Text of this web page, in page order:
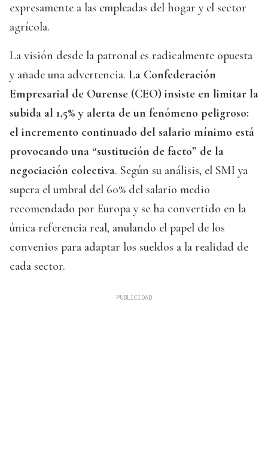
expresamente a las empleadas del hogar y el sector
agrícola.
La visión desde la patronal es radicalmente opuesta
y añade una advertencia. La Confederación
Empresarial de Ourense (CEO) insiste en limitar la
subida al 1,5% y alerta de un fenómeno peligroso:
el incremento continuado del salario mínimo está
provocando una “sustitución de facto” de la
negociación colectiva. Según su análisis, el SMI ya
supera el umbral del 60% del salario medio
recomendado por Europa y se ha convertido en la
única referencia real, anulando el papel de los
convenios para adaptar los sueldos a la realidad de
cada sector.